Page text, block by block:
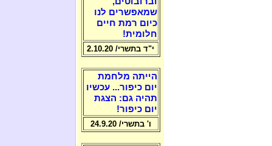
שמאפשרים לנו
כיום רמת חיים
חלומית!
י"ד בתשרי/ 2.10.20
הייתה מלחמת
יום כיפור... עכשיו
תהיה גם: הצגת
יום כיפור!
ו' בתשרי/ 24.9.20